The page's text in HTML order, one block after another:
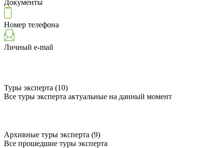
Документы
Номер телефона
Личный e-mail
Туры эксперта (10)
Все туры эксперта актуальные на данный момент
Архивные туры эксперта (9)
Все прошедшие туры эксперта